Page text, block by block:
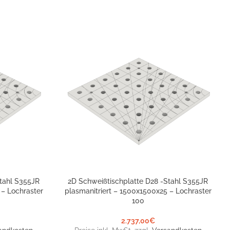
S355JR
Lochraster
IN DEN WARENKORB
2D Schweißtischplatte D28 -Stahl S355JR
plasmanitriert – 1500x1500x25 – Lochraster
100
2.737,00€